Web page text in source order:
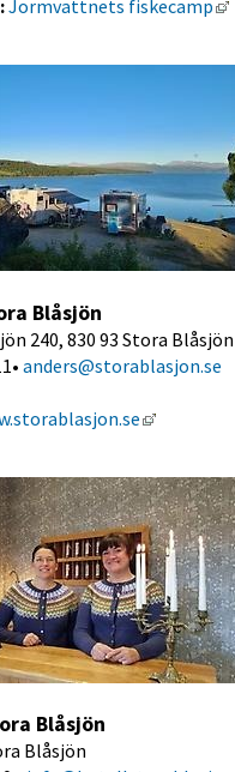
Jormvattnets fiskecamp
Blåsjön
240, 830 93 Stora Blåsjön
anders@storablasjon.se
Länk till
Blåsjön
Blåsjön